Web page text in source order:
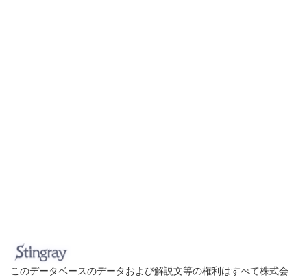
このデータベースのデータおよび解説文等の権利はすべて株式会